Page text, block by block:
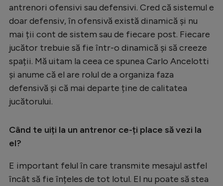
antrenori ofensivi sau defensivi. Cred că sistemul e
doar defensiv, în ofensivă există dinamică și nu
mai ții cont de sistem sau de fiecare post. Fiecare
jucător trebuie să fie într-o dinamică și să creeze
spații. Mă uitam la ceea ce spunea Carlo Ancelotti
și anume că el are rolul de a organiza faza
defensivă și că mai departe ține de calitatea
jucătorului.
Când te uiți la un antrenor ce-ți place să vezi la
el?
E important felul în care transmite mesajul astfel
încât să fie înțeles de tot lotul. El nu poate să stea